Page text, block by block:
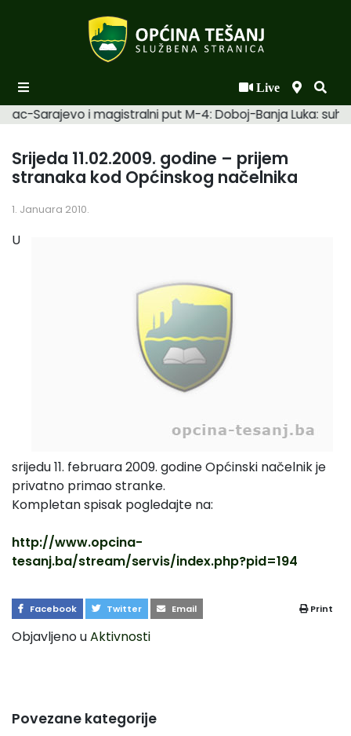
Live
Podaci o Općini
Sarajevo i magistralni put M-4: Doboj-Banja Luka:
Povezane kategorije
Srijeda 11.02.2009. godine – prijem
stranaka kod Općinskog načelnika
1. Januara 2010.
U
srijedu 11. februara 2009. godine Općinski načelnik je
privatno primao stranke.
Kompletan spisak pogledajte na:
http://www.opcina-
tesanj.ba/stream/servis/index.php?pid=194
Facebook Twitter Email Print
Objavljeno uAktivnosti